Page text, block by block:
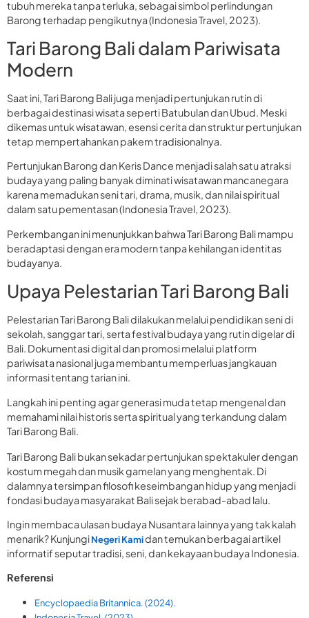
tubuh mereka tanpa terluka, sebagai simbol perlindungan
Barong terhadap pengikutnya (Indonesia Travel, 2023).
Tari Barong Bali dalam Pariwisata
Modern
Saat ini, Tari Barong Bali juga menjadi pertunjukan rutin di
berbagai destinasi wisata seperti Batubulan dan Ubud. Meski
dikemas untuk wisatawan, esensi cerita dan struktur pertunjukan
tetap mempertahankan pakem tradisionalnya.
Pertunjukan Barong dan Keris Dance menjadi salah satu atraksi
budaya yang paling banyak diminati wisatawan mancanegara
karena memadukan seni tari, drama, musik, dan nilai spiritual
dalam satu pementasan (Indonesia Travel, 2023).
Perkembangan ini menunjukkan bahwa Tari Barong Bali mampu
beradaptasi dengan era modern tanpa kehilangan identitas
budayanya.
Upaya Pelestarian Tari Barong Bali
Pelestarian Tari Barong Bali dilakukan melalui pendidikan seni di
sekolah, sanggar tari, serta festival budaya yang rutin digelar di
Bali. Dokumentasi digital dan promosi melalui platform
pariwisata nasional juga membantu memperluas jangkauan
informasi tentang tarian ini.
Langkah ini penting agar generasi muda tetap mengenal dan
memahami nilai historis serta spiritual yang terkandung dalam
Tari Barong Bali.
Tari Barong Bali bukan sekadar pertunjukan spektakuler dengan
kostum megah dan musik gamelan yang menghentak. Di
dalamnya tersimpan filosofi keseimbangan hidup yang menjadi
fondasi budaya masyarakat Bali sejak berabad-abad lalu.
Ingin membaca ulasan budaya Nusantara lainnya yang tak kalah
menarik? KunjungiNegeri Kamidan temukan berbagai artikel
informatif seputar tradisi, seni, dan kekayaan budaya Indonesia.
Referensi
Encyclopaedia Britannica. (2024).